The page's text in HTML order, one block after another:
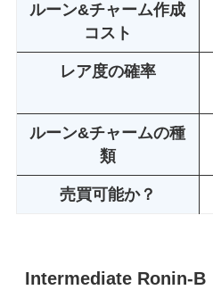
ルーン&チャーム作成
コスト
レア度の確率
ルーン&チャームの種
類
売買可能か？
Intermediate Ronin-B